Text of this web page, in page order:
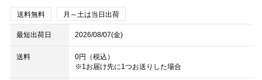
送料無料 月～土は当日出荷
最短出荷日 2026/08/07(金)
送料
0円（税込）
※1お届け先に1つお送りした場合